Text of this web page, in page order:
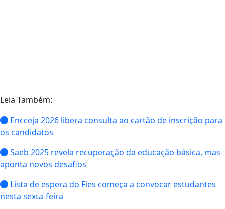
Leia Também:
Encceja 2026 libera consulta ao cartão de inscrição para
os candidatos
Saeb 2025 revela recuperação da educação básica, mas
aponta novos desafios
Lista de espera do Fies começa a convocar estudantes
nesta sexta-feira